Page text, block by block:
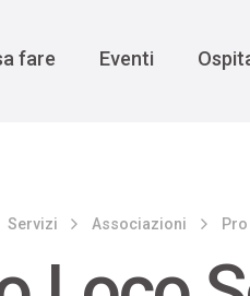
fare Eventi
Servizi Associazioni